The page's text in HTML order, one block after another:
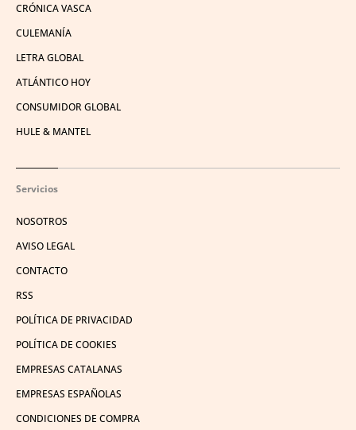
CRÓNICA VASCA
CULEMANÍA
LETRA GLOBAL
ATLÁNTICO HOY
CONSUMIDOR GLOBAL
HULE & MANTEL
Servicios
NOSOTROS
AVISO LEGAL
CONTACTO
RSS
POLÍTICA DE PRIVACIDAD
POLÍTICA DE COOKIES
EMPRESAS CATALANAS
EMPRESAS ESPAÑOLAS
CONDICIONES DE COMPRA